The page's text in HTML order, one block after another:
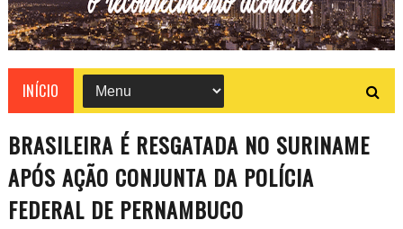
INÍCIO
BRASILEIRA É RESGATADA NO SURINAME
APÓS AÇÃO CONJUNTA DA POLÍCIA
FEDERAL DE PERNAMBUCO